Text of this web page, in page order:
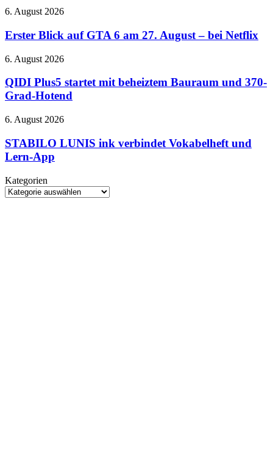
Gaming
der
QuakeCon
Audio
verbessertes
Erster
auf
GTA
6
am
27.
August
–
Netflix
6. August 2026
Erster Blick auf GTA 6 am 27. August – bei Netflix
QIDI
startet
mit
beheiztem
und
Grad-
Hotend
6. August 2026
QIDI Plus5 startet mit beheiztem Bauraum und 370-
Grad-Hotend
STABILO
ink
verbindet
Vokabelheft
Lern-
App
6. August 2026
STABILO LUNIS ink verbindet Vokabelheft und
Lern-App
Kategorien
Kategorien